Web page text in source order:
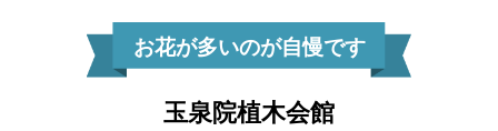
お花が多いのが自慢です
玉泉院植木会館